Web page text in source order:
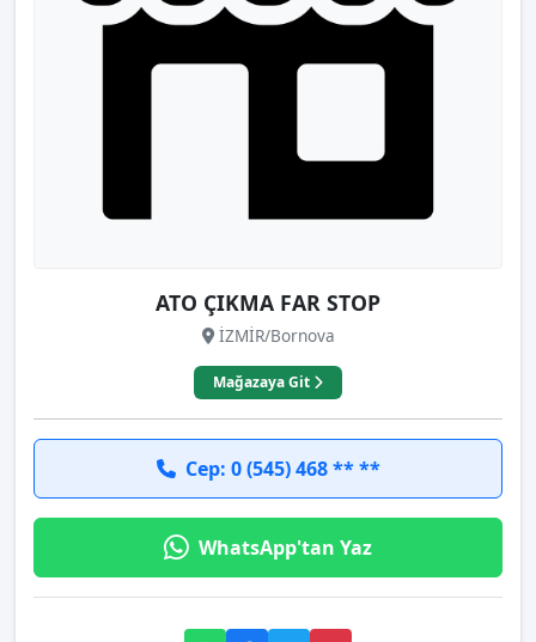
ATO ÇIKMA FAR STOP
İZMİR/Bornova
Mağazaya Git
Cep: 0 (545) 468 ** **
WhatsApp'tan Yaz